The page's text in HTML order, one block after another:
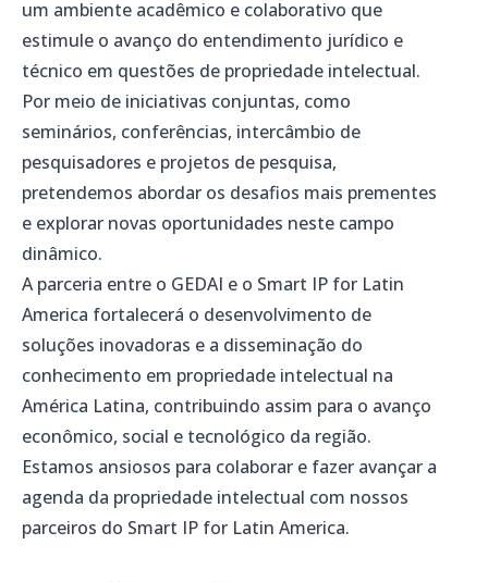
um ambiente acadêmico e colaborativo que
estimule o avanço do entendimento jurídico e
técnico em questões de propriedade intelectual.
Por meio de iniciativas conjuntas, como
seminários, conferências, intercâmbio de
pesquisadores e projetos de pesquisa,
pretendemos abordar os desafios mais prementes
e explorar novas oportunidades neste campo
dinâmico.
A parceria entre o GEDAI e o Smart IP for Latin
America fortalecerá o desenvolvimento de
soluções inovadoras e a disseminação do
conhecimento em propriedade intelectual na
América Latina, contribuindo assim para o avanço
econômico, social e tecnológico da região.
Estamos ansiosos para colaborar e fazer avançar a
agenda da propriedade intelectual com nossos
parceiros do Smart IP for Latin America.